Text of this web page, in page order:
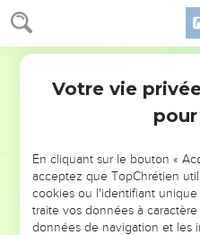
NE MANQUEZ
DE
ET SI LEURS ERREURS
Votre vie
En cliquant sur le bouton «
acceptez que TopChrétien
cookies ou l'identifiant
traite vos données à
données de navigation et les